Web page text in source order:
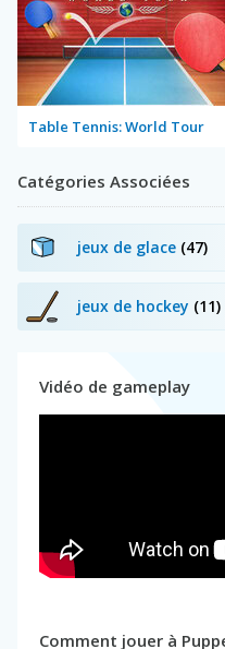
Table Tennis: World Tour
Catégories Associées
jeux de glace (47)
jeux de hockey (11)
Vidéo de gameplay
Comment jouer à